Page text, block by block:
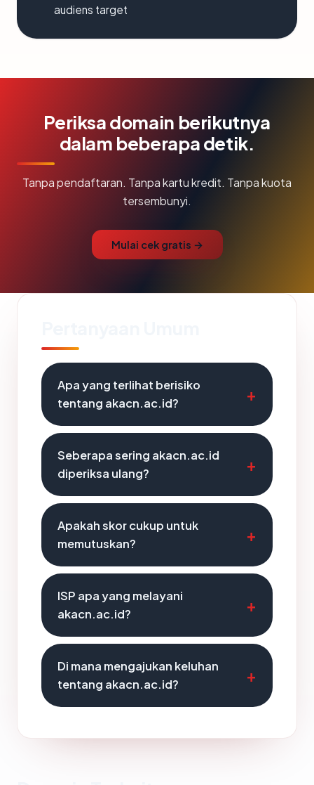
audiens target
Periksa domain berikutnya
dalam beberapa detik.
Tanpa pendaftaran. Tanpa kartu kredit. Tanpa kuota
tersembunyi.
Mulai cek gratis →
Apa yang terlihat berisiko
tentang akacn.ac.id?
Seberapa sering akacn.ac.id
diperiksa ulang?
Apakah skor cukup untuk
memutuskan?
ISP apa yang melayani
akacn.ac.id?
Di mana mengajukan keluhan
tentang akacn.ac.id?